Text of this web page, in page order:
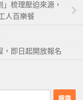
梳理壓迫來源，
人百樂餐
，即日起開放報名